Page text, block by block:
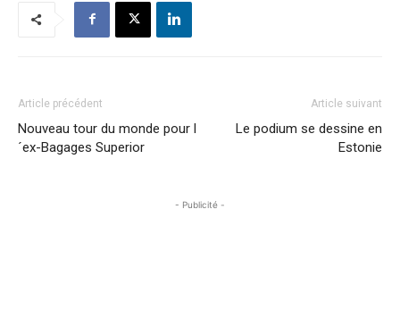
Article précédent
Nouveau tour du monde pour l
´ex-Bagages Superior
Article suivant
Le podium se dessine en
Estonie
- Publicité -